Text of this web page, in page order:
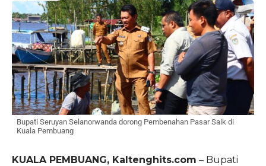
Bupati Seruyan Selanorwanda dorong Pembenahan Pasar Saik di
Kuala Pembuang
KUALA PEMBUANG, Kaltenghits.com – Bupati